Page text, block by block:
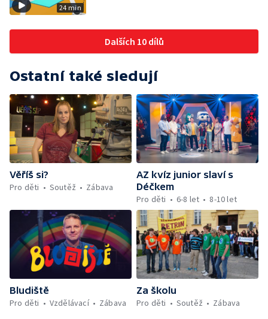
24 min
Dalších 10 dílů
Ostatní také sledují
Věříš si?
Pro děti
Soutěž Zábava
AZ kvíz junior slaví s
Déčkem
Pro děti
6-8 let 8-10 let
Bludiště
Pro děti
Vzdělávací Zábava
Za školu
Pro děti
Soutěž Zábava